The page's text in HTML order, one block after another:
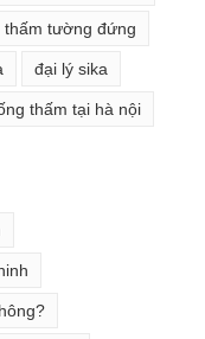
thấm tường đứng
đại lý sika
thấm tại hà nội